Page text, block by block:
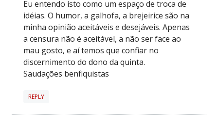
Eu entendo isto como um espaço de troca de
idéias. O humor, a galhofa, a brejeirice são na
minha opinião aceitáveis e desejáveis. Apenas
a censura não é aceitável, a não ser face ao
mau gosto, e aí temos que confiar no
discernimento do dono da quinta.
Saudações benfiquistas
REPLY